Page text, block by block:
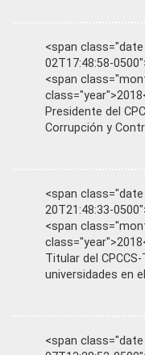
<span
02T17:48:58-
<span
Presidente del
Corrupción y
<span
20T21:48:33-
<span
Titular del
universidades en
<span